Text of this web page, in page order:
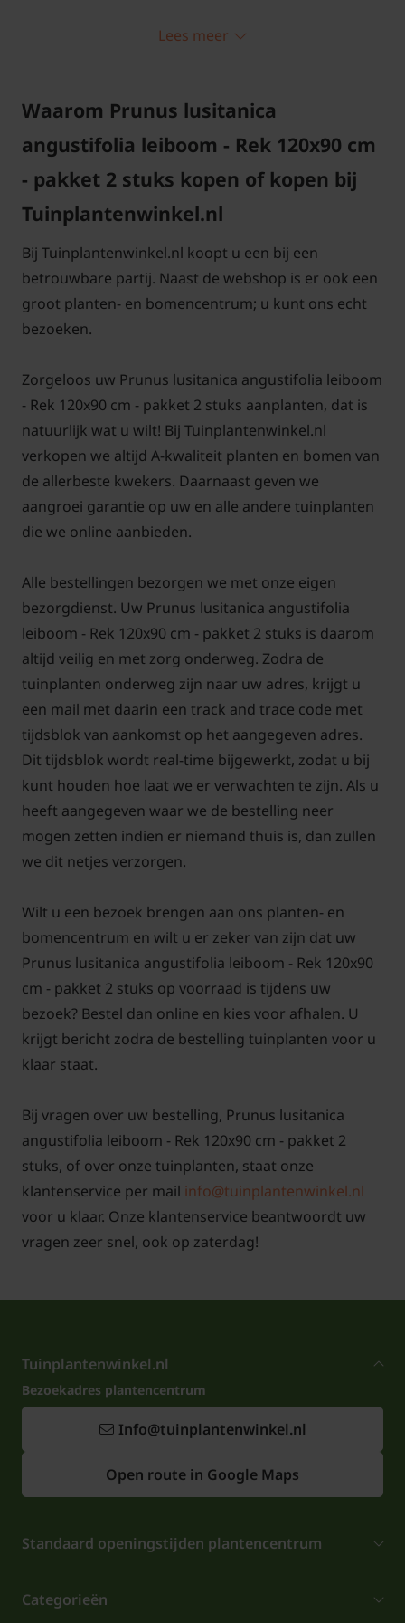
Standplaats Lei-Laurier lusitanica
Plant de Lei-Laurier lusitanica 'Angustifolia' op een
grond vochtig en goed doorlaatbaar is. Hoewel de
tuinplant winterhard is, raden we een beschutte
standplaats aan.
Lei-Laurier lusitanica 'Angustifolia'
Het scheren van de Lei-Laurier kan het makkelijkst
worden vergeleken met het knippen van een haag.
Met een snoeischaar of heggenschaar knipt u langs
het scherm af. De Lei-Portugese laurier brengt u zo
weer terug in model. Bij deze methode knipt u delen
van de zijscheuten af. In het vervolg zullen er vanaf
de zijscheuten nieuwe scheuten ontwikkelen. Het
vertakkingen en dus meer blad, een dichtere
leiboom dus.
maanden juni en juli, snoei bij voorkeur op een
bewolkte en koele dag. Dit voorkomt brandschade
aan het blad. Met een snoeischaar kunt u gericht
snoeien zodat er geen blad- en of vruchtschade
optreedt.
Bomen van tuinplantenwinkel.nl kunt u jaarrond
planten. Dit kan omdat we al onze bomen in pot
leveren. Aanplanten in de herfst, winter, lente én
zomer is dus altijd mogelijk, met
aangroeigarantie!
Een keuzehulp voor het kopen van leibomen op
Tuinplantenwinkel.nl vindt uhier!
Voor snoei- en onderhoudstips voor de Lei-
Lees meer
Waarom Prunus lusitanica
angustifolia leiboom - Rek 120x90 cm
- pakket 2 stuks kopen of kopen bij
Tuinplantenwinkel.nl
Bij Tuinplantenwinkel.nl koopt u een bij een
betrouwbare partij. Naast de webshop is er ook een
groot planten- en bomencentrum; u kunt ons echt
bezoeken.
Zorgeloos uw Prunus lusitanica angustifolia leiboom
- Rek 120x90 cm - pakket 2 stuks aanplanten, dat is
natuurlijk wat u wilt! Bij Tuinplantenwinkel.nl
verkopen we altijd A-kwaliteit planten en bomen van
de allerbeste kwekers. Daarnaast geven we
aangroei garantie op uw en alle andere tuinplanten
die we online aanbieden.
Alle bestellingen bezorgen we met onze eigen
bezorgdienst. Uw Prunus lusitanica angustifolia
leiboom - Rek 120x90 cm - pakket 2 stuks is daarom
altijd veilig en met zorg onderweg. Zodra de
tuinplanten onderweg zijn naar uw adres, krijgt u
een mail met daarin een track and trace code met
tijdsblok van aankomst op het aangegeven adres.
Dit tijdsblok wordt real-time bijgewerkt, zodat u bij
kunt houden hoe laat we er verwachten te zijn. Als u
heeft aangegeven waar we de bestelling neer
mogen zetten indien er niemand thuis is, dan zullen
we dit netjes verzorgen.
Wilt u een bezoek brengen aan ons planten- en
bomencentrum en wilt u er zeker van zijn dat uw
Prunus lusitanica angustifolia leiboom - Rek 120x90
cm - pakket 2 stuks op voorraad is tijdens uw
bezoek? Bestel dan online en kies voor afhalen. U
krijgt bericht zodra de bestelling tuinplanten voor u
klaar staat.
Bij vragen over uw bestelling, Prunus lusitanica
angustifolia leiboom - Rek 120x90 cm - pakket 2
stuks, of over onze tuinplanten, staat onze
klantenservice per mail info@tuinplantenwinkel.nl
voor u klaar. Onze klantenservice beantwoordt uw
vragen zeer snel, ook op zaterdag!
Tuinplantenwinkel.nl
Bezoekadres plantencentrum
Info@tuinplantenwinkel.nl
Open route in Google Maps
Standaard openingstijden plantencentrum
Categorieën